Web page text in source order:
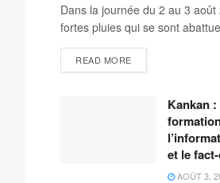
Dans la journée du 2 au 3
fortes pluies qui se sont
READ MORE
Kankan :
et le
AOÛT 3,